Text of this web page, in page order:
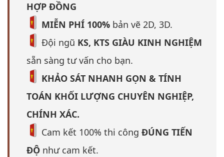
HỢP ĐỒNG
MIỄN PHÍ 100%bản vẽ 2D, 3D.
Đội ngũ KS, KTS GIÀU KINH NGHIỆM
sẵn sàng tư vấn cho bạn.
KHẢO SÁT NHANH GỌN & TÍNH
TOÁN KHỐI LƯỢNG CHUYÊN NGHIỆP,
CHÍNH XÁC.
Cam kết 100% thi công ĐÚNG TIẾN
ĐỘ như cam kết.